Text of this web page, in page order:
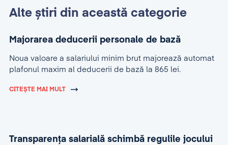
Alte știri din această categorie
Majorarea deducerii personale de bază
Noua valoare a salariului minim brut majorează automat
plafonul maxim al deducerii de bază la 865 lei.
CITEȘTE MAI MULT
Transparența salarială schimbă regulile jocului